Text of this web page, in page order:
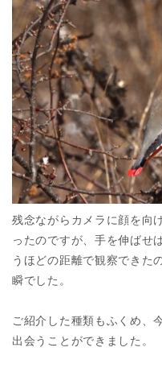
残念ながらカメラに顔を向
ったのですが、手を伸ばせ
うほどの距離で観察できた
瞬でした。
ご紹介した種類もふくめ、
出会うことができました。